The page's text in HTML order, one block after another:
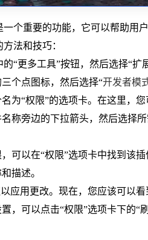
一个重要的功能，它可以帮助用
法和技巧：
“更多工具”按钮，然后选择“扩
个点图标，然后选择“开发者模
为“权限”的选项卡。在这里，
称旁边的下拉箭头，然后选择
可以在“权限”选项卡中找到该
描述。
应用更改。现在，您应该可以看
，可以点击“权限”选项卡下的“